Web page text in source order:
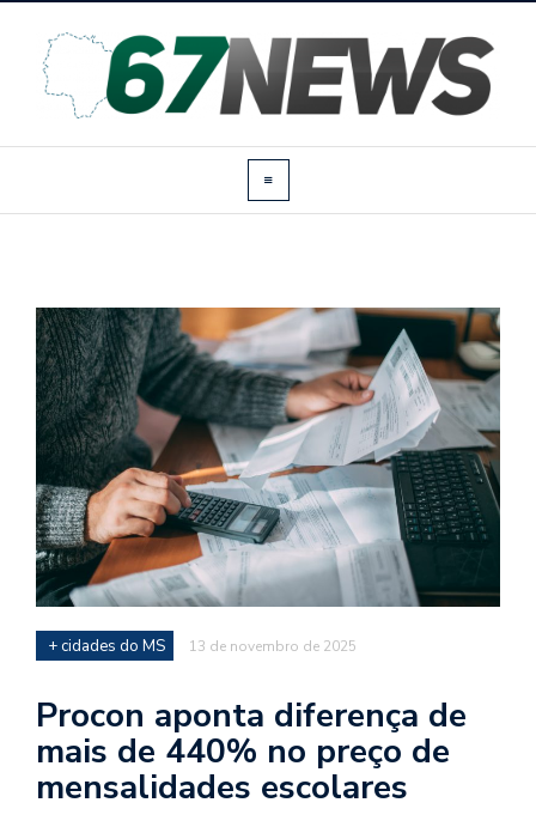
+ cidades do MS 13 de novembro de 2025
Procon aponta diferença de
mais de 440% no preço de
mensalidades escolares